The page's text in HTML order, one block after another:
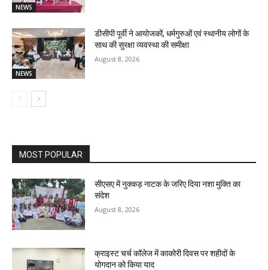
NEWS
NEWS
डीसीपी पूर्वी ने आयोजकों, धर्मगुरुओं एवं स्थानीय लोगों के
साथ की सुरक्षा व्यवस्था की समीक्षा
August 8, 2026
MOST POPULAR
सीएसए में नुक्कड़ नाटक के जरिए दिया नशा मुक्ति का
संदेश
August 8, 2026
क्राइस्ट चर्च कॉलेज में काकोरी दिवस पर शहीदों के
योगदान को किया याद